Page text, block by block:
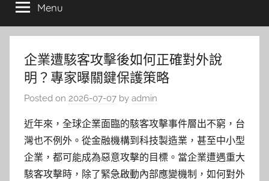
Menu
企業遭駭客攻擊後如何正確對外說
明？專家曝關鍵保護策略
Posted on 2026-07-07 by admin
近年來，全球企業面臨的駭客攻擊事件層出不窮，台
灣也不例外。從金融機構到科技製造業，甚至中小型
企業，都可能成為惡意攻擊的目標。當企業遭遇重大
駭客攻擊時，除了緊急啟動內部應變機制，如何對外